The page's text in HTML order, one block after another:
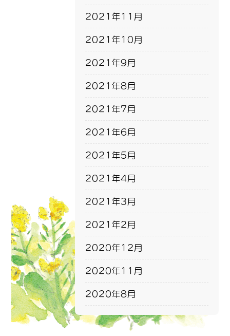
2021年11月
2021年10月
2021年9月
2021年8月
2021年7月
2021年6月
2021年5月
2021年4月
2021年3月
2021年2月
2020年12月
2020年11月
2020年8月